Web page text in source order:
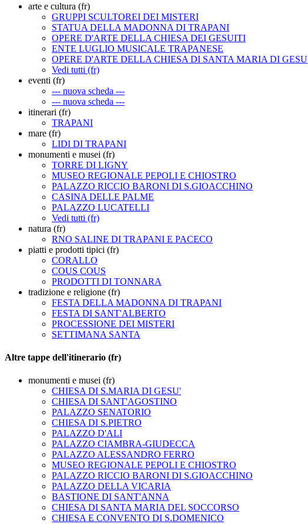
arte e cultura (fr)
GRUPPI SCULTOREI DEI MISTERI
STATUA DELLA MADONNA DI TRAPANI
OPERE D'ARTE DELLA CHIESA DEI GESUITI
ENTE LUGLIO MUSICALE TRAPANESE
OPERE D'ARTE DELLA CHIESA DI SANTA MARIA DI GESU
Vedi tutti (fr)
eventi (fr)
--- nuova scheda ---
--- nuova scheda ---
itinerari (fr)
TRAPANI
mare (fr)
LIDI DI TRAPANI
monumenti e musei (fr)
TORRE DI LIGNY
MUSEO REGIONALE PEPOLI E CHIOSTRO
PALAZZO RICCIO BARONI DI S.GIOACCHINO
CASINA DELLE PALME
PALAZZO LUCATELLI
Vedi tutti (fr)
natura (fr)
RNO SALINE DI TRAPANI E PACECO
piatti e prodotti tipici (fr)
CORALLO
COUS COUS
PRODOTTI DI TONNARA
tradizione e religione (fr)
FESTA DELLA MADONNA DI TRAPANI
FESTA DI SANT'ALBERTO
PROCESSIONE DEI MISTERI
SETTIMANA SANTA
Altre tappe dell'itinerario (fr)
monumenti e musei (fr)
CHIESA DI S.MARIA DI GESU'
CHIESA DI SANT'AGOSTINO
PALAZZO SENATORIO
CHIESA DI S.PIETRO
PALAZZO D'ALI
PALAZZO CIAMBRA-GIUDECCA
PALAZZO ALESSANDRO FERRO
MUSEO REGIONALE PEPOLI E CHIOSTRO
PALAZZO RICCIO BARONI DI S.GIOACCHINO
PALAZZO DELLA VICARIA
BASTIONE DI SANT'ANNA
CHIESA DI SANTA MARIA DEL SOCCORSO
CHIESA E CONVENTO DI S.DOMENICO